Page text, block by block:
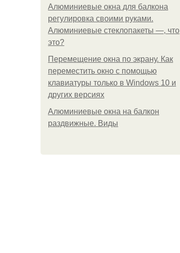
Алюминиевые окна для балкона
регулировка своими руками.
Алюминиевые стеклопакеты —, что
это?
Перемещение окна по экрану. Как
переместить окно с помощью
клавиатуры только в Windows 10 и
других версиях
Алюминиевые окна на балкон
раздвижные. Виды